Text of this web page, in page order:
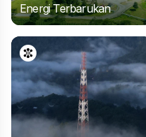
Energi Terbarukan